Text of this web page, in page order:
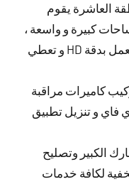
العاشرة يقوم
كبيرة و واسعة ،
كما أن سعة تخزينها كبيرة و أيضا تعمل بدقة HD و تعطي
كاميرات مراقبة
فاي و تنزيل تطبيق
الكبير وتصليح
لكافة خدمات